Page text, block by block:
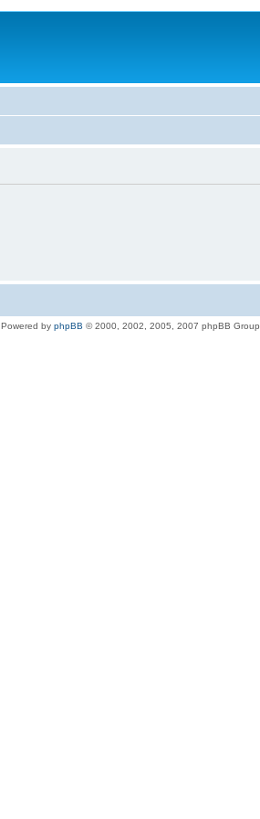
Powered by phpBB © 2000, 2002, 2005, 2007 phpBB Group